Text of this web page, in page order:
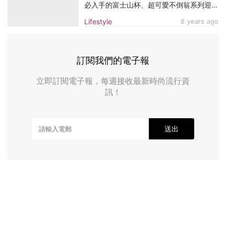
Lifestyle 8 years ago
必入手的富士山杯、超可愛不倒翁系列迎豬
訂閱我們的電子報
立即訂閱電子報，每週接收最新時尚流行資
訊！
送出